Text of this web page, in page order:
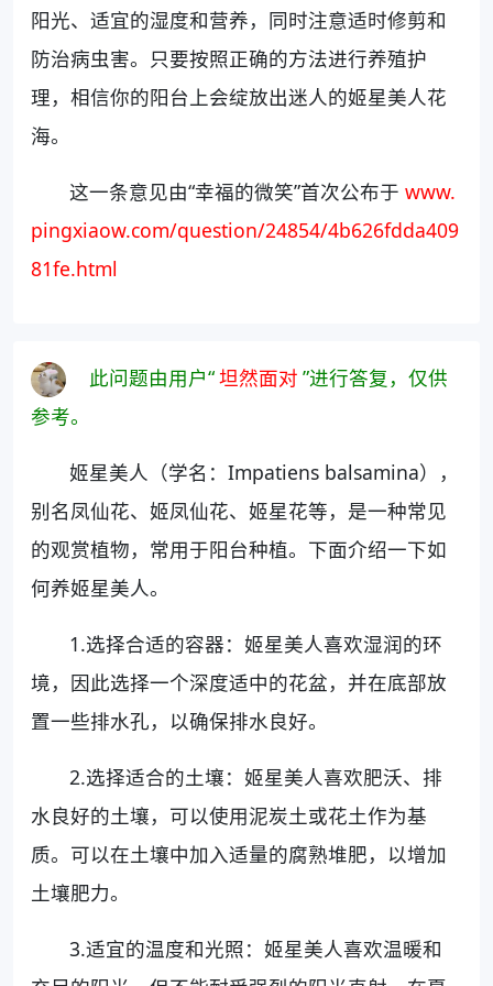
阳光、适宜的湿度和营养，同时注意适时修剪和
防治病虫害。只要按照正确的方法进行养殖护
理，相信你的阳台上会绽放出迷人的姬星美人花
海。
这一条意见由“幸福的微笑”首次公布于www.
pingxiaow.com/question/24854/4b626fdda409
81fe.html
此问题由用户“坦然面对 ”进行答复，仅供
参考。
姬星美人（学名：Impatiens balsamina），
别名凤仙花、姬凤仙花、姬星花等，是一种常见
的观赏植物，常用于阳台种植。下面介绍一下如
何养姬星美人。
1.选择合适的容器：姬星美人喜欢湿润的环
境，因此选择一个深度适中的花盆，并在底部放
置一些排水孔，以确保排水良好。
2.选择适合的土壤：姬星美人喜欢肥沃、排
水良好的土壤，可以使用泥炭土或花土作为基
质。可以在土壤中加入适量的腐熟堆肥，以增加
土壤肥力。
3.适宜的温度和光照：姬星美人喜欢温暖和